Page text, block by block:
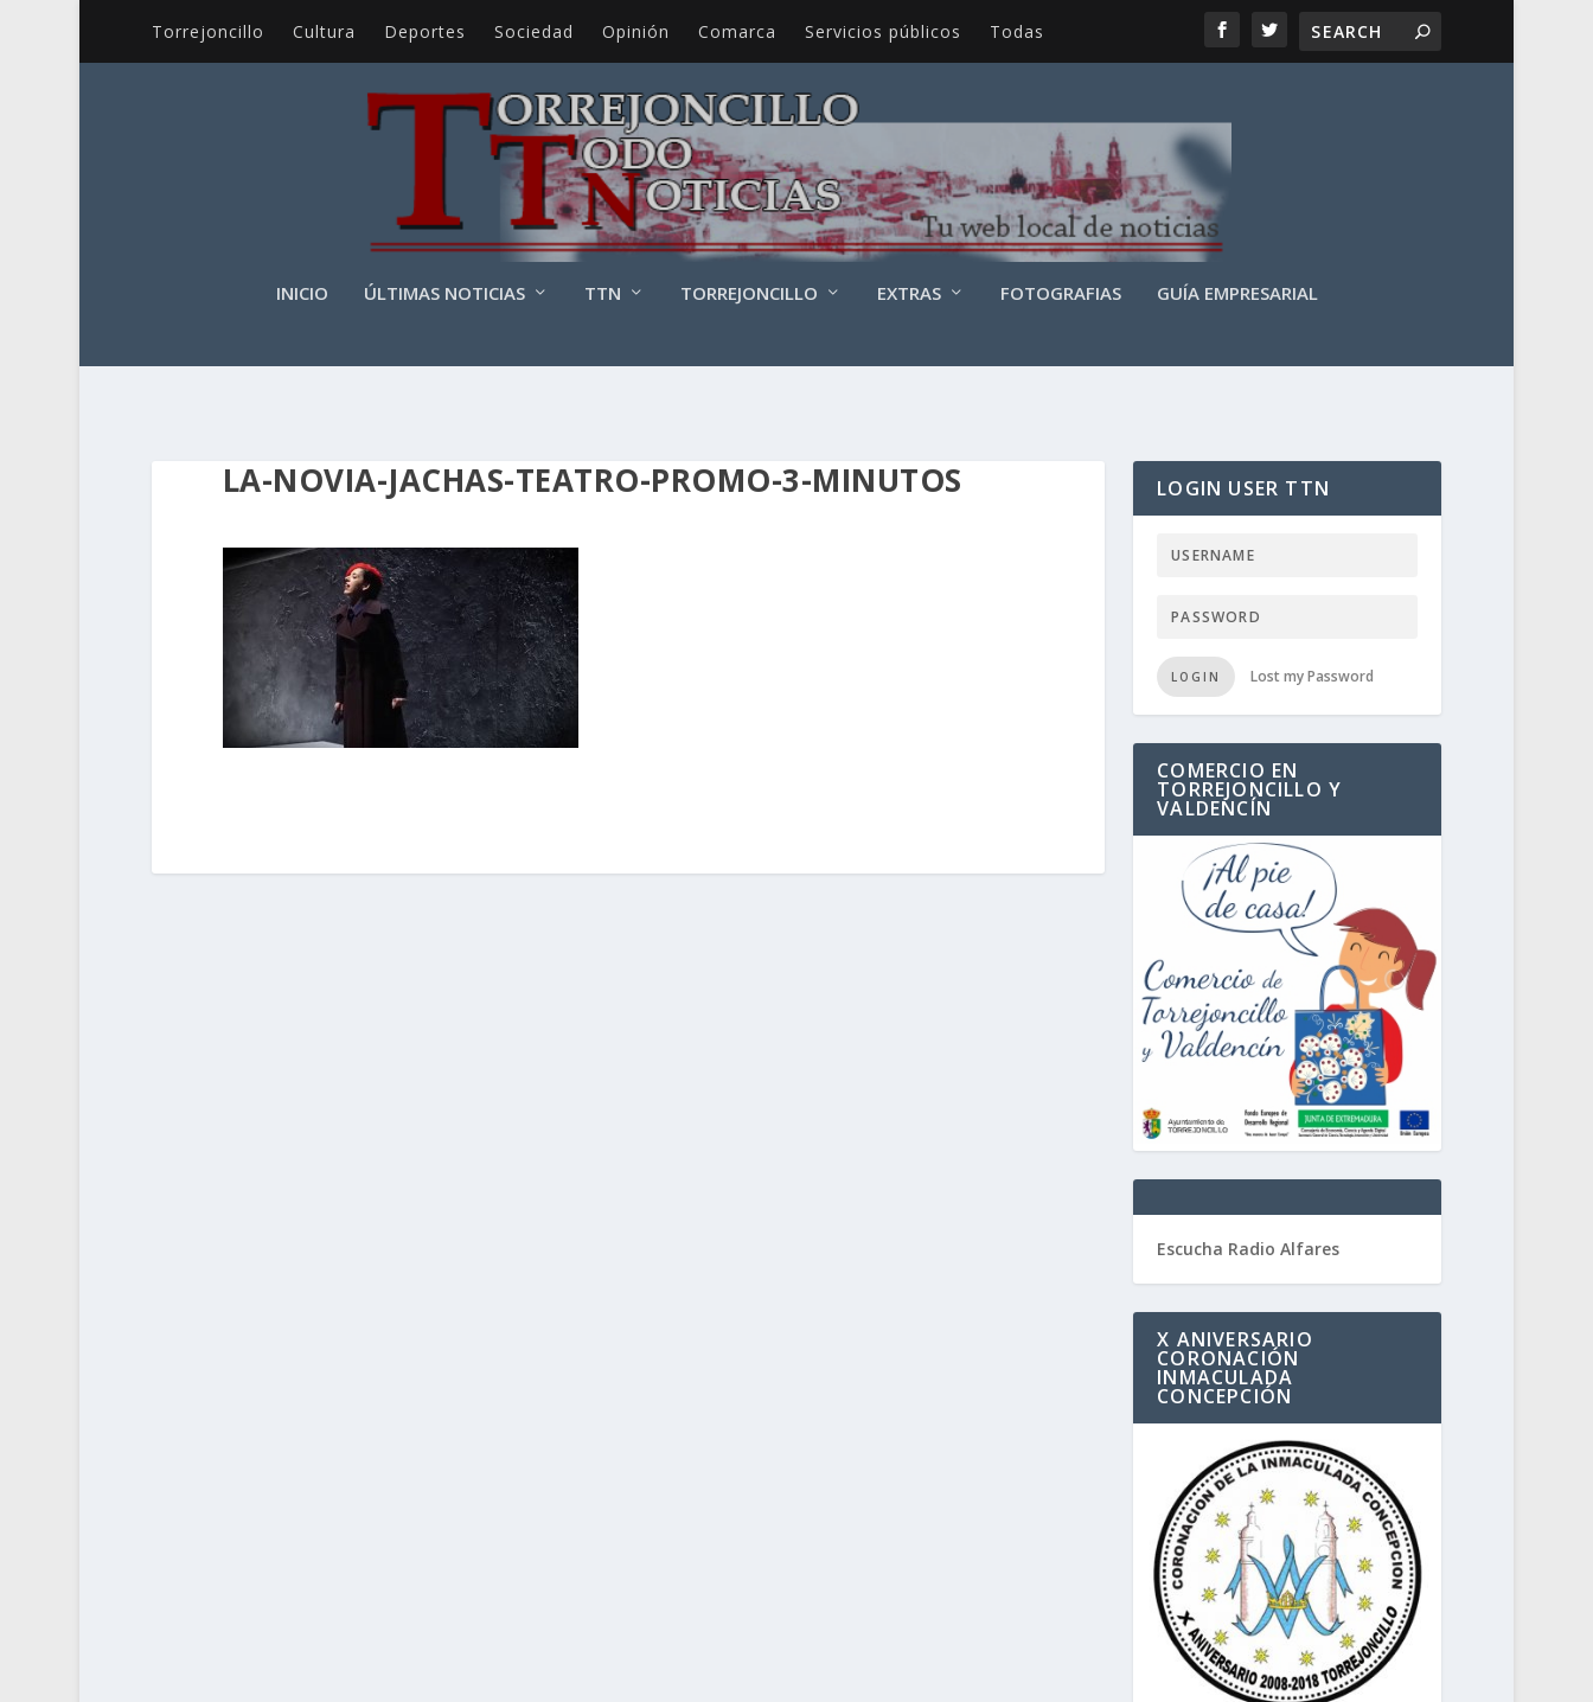
Torrejoncillo Cultura Deportes Sociedad Opinión Comarca Servicios públicos Todas
INICIO ÚLTIMAS NOTICIAS TTN TORREJONCILLO EXTRAS FOTOGRAFIAS GUÍA EMPRESARIAL
LA-NOVIA-JACHAS-TEATRO-PROMO-3-MINUTOS LOGIN USER TTN
LOGIN Lost my Password
COMERCIO EN
TORREJONCILLO Y
VALDENCÍN
Escucha Radio Alfares
X ANIVERSARIO
CORONACIÓN
INMACULADA
CONCEPCIÓN